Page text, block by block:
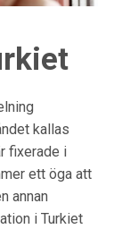
kallas
fixerade i
ett öga att
annan
i Turkiet